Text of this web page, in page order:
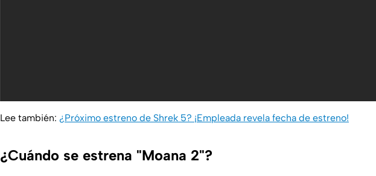
Lee también: ¿Próximo estreno de Shrek 5? ¡Empleada revela fecha de estreno!
¿Cuándo se estrena "Moana 2"?